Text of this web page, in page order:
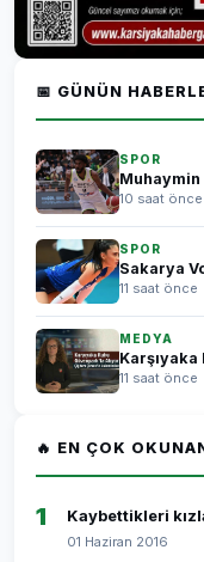
📅 GÜNÜN
SPOR
10 saat önce
SPOR
Sakarya
11 saat önce
MEDYA
Karşıyaka
11 saat önce
🔥 EN ÇOK
1 Kaybettikleri
01 Haziran 2016